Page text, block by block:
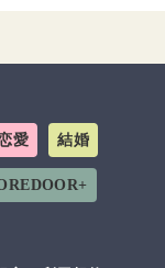
愛 結婚